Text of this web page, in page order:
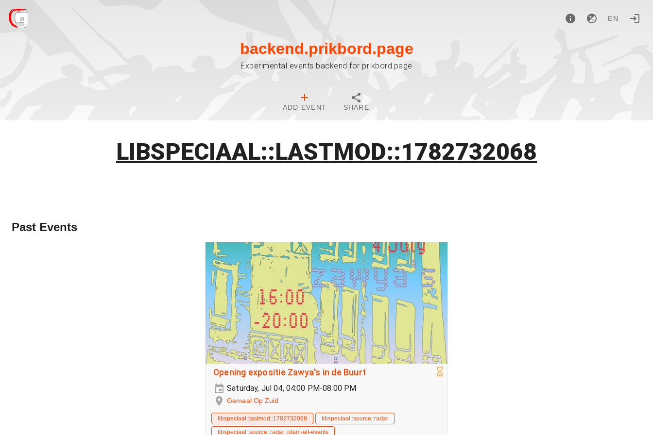
EN
backend.prikbord.page
Experimental events backend for prikbord.page
ADD EVENT SHARE
LIBSPECIAAL::LASTMOD::1782732068
Past Events
Opening expositie Zawya's in de Buurt
Saturday, Jul 04, 04:00 PM-08:00 PM
Gemaal Op Zuid
libspeciaal::lastmod::1782732068
libspeciaal::source::radar
libspeciaal::source::radar::rdam-alt-events